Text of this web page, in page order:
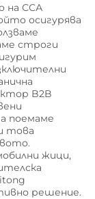
на ССА
осигурява
строги
B2B
поемаме
това
жици,
решение.